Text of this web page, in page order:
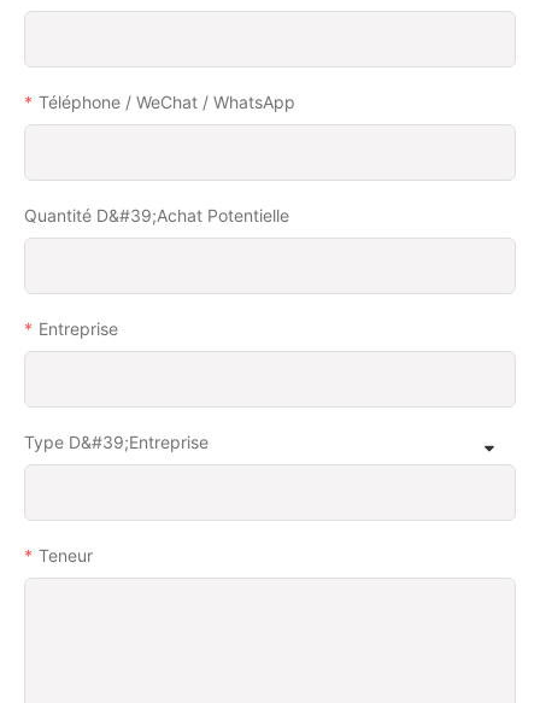
Téléphone / WeChat / WhatsApp
Quantité D&#39;achat Potentielle
Entreprise
Type D&#39;entreprise
Teneur